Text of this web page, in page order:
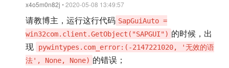
x4o5m0n82j • 2020-05-08 13:49:57
请教博主，运行这行代码 SapGuiAuto =
win32com.client.GetObject("SAPGUI") 的时候，出
现
pywintypes.com_error:(-2147221020, '无效的语
法', None, None) 的错误；